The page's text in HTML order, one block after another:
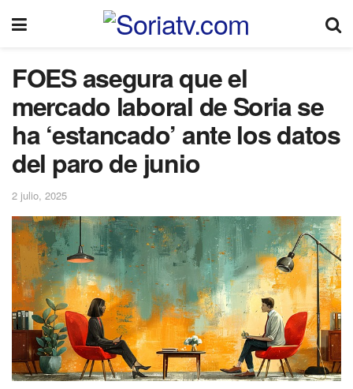
FOES asegura que el
mercado laboral de Soria se
ha ‘estancado’ ante los datos
del paro de junio
2 julio, 2025